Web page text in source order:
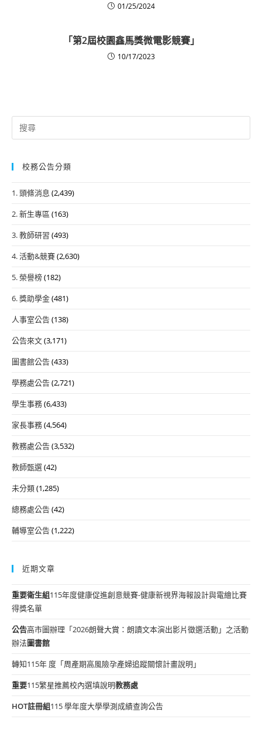
01/25/2024
「第2屆校園鑫馬獎微電影競賽」
10/17/2023
Search
for:
校務公告分類
1. 頭條消息 (2,439)
2. 新生專區 (163)
3. 教師研習 (493)
4. 活動&競賽(2,630)
5. 榮譽榜(182)
6. 獎助學金(481)
人事室公告(138)
公告來文(3,171)
圖書館公告(433)
學務處公告(2,721)
學生事務(6,433)
家長事務(4,564)
教務處公告(3,532)
教師甄選(42)
未分類(1,285)
總務處公告(42)
輔導室公告(1,222)
近期文章
重要衛生組115年度健康促進創意競賽-健康新視界海報設計與電繪比賽
得獎名單
公告高市圖辦理「2026朗聲大賞：朗讀文本演出影片徵選活動」之活動
辦法圖書館
轉知115年 度「周產期高風險孕產婦追蹤關懷計畫說明」
重要115繁星推薦校內選填說明教務處
HOT註冊組115 學年度大學學測成績查詢公告